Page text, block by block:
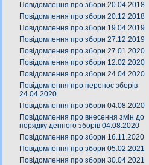
Повідомлення про збори 20.04.2018
Повідомлення про збори 20.12.2018
Повідомлення про збори 19.04.2019
Повідомлення про збори 27.12.2019
Повідомлення про збори 27.01.2020
Повідомлення про збори 12.02.2020
Повідомлення про збори 24.04.2020
Повідомлення про перенос зборів
24.04.2020
Повідомлення про збори 04.08.2020
Повідомлення про внесення змін до
порядку денного зборів 04.08.2020
Повідомлення про збори 16.11.2020
Повідомлення про збори 05.02.2021
Повідомлення про збори 30.04.2021